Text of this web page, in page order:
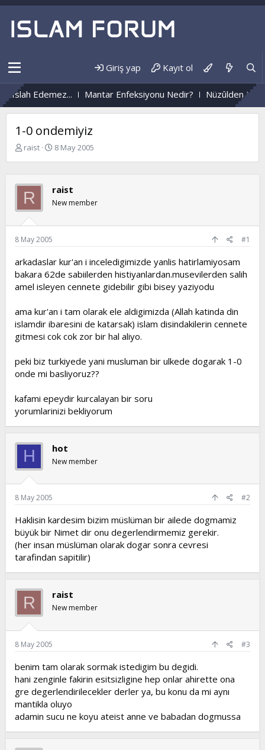
Giriş yap Kayıt ol
Mantar Enfeksiyonu Nedir? Nüzûlden Hayata...
1-0 ondemiyiz
K
u
y
u
b
ş
a
t
a
raist
B
a
n
r
i
h
8 May 2005
R raist
New member
8 May 2005 #1
arkadaslar kur'an i inceledigimizde yanlis hatirlamiyosam
bakara 62de sabiilerden histiyanlardan.musevilerden salih
amel isleyen cennete gidebilir gibi bisey yaziyodu
ama kur'an i tam olarak ele aldigimizda (Allah katinda din
islamdir ibaresini de katarsak) islam disindakilerin cennete
gitmesi cok cok zor bir hal aliyo.
peki biz turkiyede yani musluman bir ulkede dogarak 1-0
onde mi basliyoruz??
kafami epeydir kurcalayan bir soru
yorumlarinizi bekliyorum
H hot
New member
8 May 2005 #2
Haklisin kardesim bizim müslüman bir ailede dogmamiz
büyük bir Nimet dir onu degerlendirmemiz gerekir.
(her insan müslüman olarak dogar sonra cevresi
tarafindan sapitilir)
R raist
New member
8 May 2005 #3
benim tam olarak sormak istedigim bu degidi.
hani zenginle fakirin esitsizligine hep onlar ahirette ona
gre degerlendirilecekler derler ya, bu konu da mi aynı
mantikla oluyo
adamin sucu ne koyu ateist anne ve babadan dogmussa